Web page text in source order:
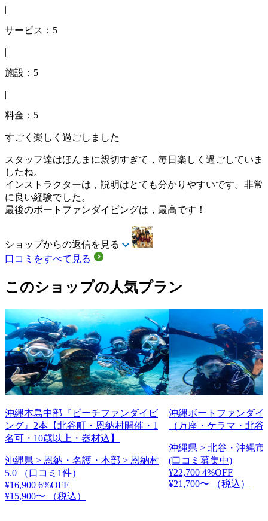
|
サービス：5
|
施設：5
|
料金：5
すごく楽しく過ごしました
スタッフ達はほんまに親切すぎて，毎日楽しく過ごしていま
したね。
インストラクターは，説明はとても分かりやすいです。非常
に良い経験でした。
最後のボートファンダイビングは，最高です！
ショップからの返信を見る
口コミをすべて見る
このショップの人気プラン
沖縄本島中部『ビーチファンダイビ
ング』2本【北谷町・恩納村開催・1
名可・10歳以上・器材込】
沖縄県 > 恩納・名護・本部 > 恩納村
5.0
（口コミ1件）
¥16,900 6%OFF
¥15,900〜
（税込）
沖縄ボートファンダイ
（万座・ケラマ・北谷
沖縄県 > 北谷・沖縄市
(口コミ募集中)
¥22,700 4%OFF
¥21,700〜
（税込）